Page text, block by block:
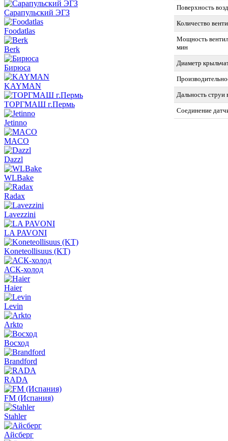
Поверхность
Количество
Мощность
мин
Диаметр
Дальность струи
Соединение
Сарапульский ЭГЗ
Foodatlas
Berk
Бирюса
KAYMAN
ТОРГМАШ г.Пермь
Jetinno
MACO
Dazzl
WLBake
Radax
Lavezzini
LA PAVONI
Koneteollisuus (KT)
АСК-холод
Haier
Levin
Arkto
Восход
Brandford
RADA
FM (Испания)
Stahler
Айсберг